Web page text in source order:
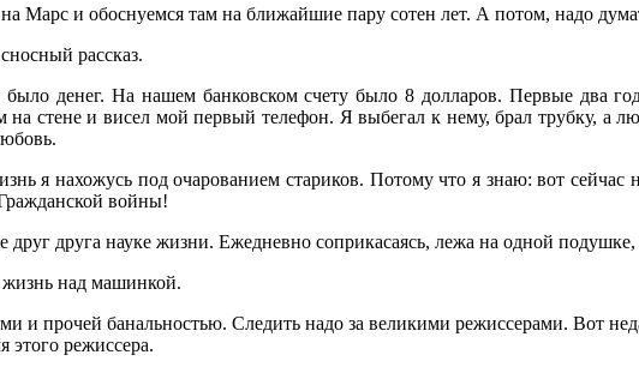
Марс и обоснуемся там на ближайшие пару сотен лет. А потом, надо
рассказ.
было денег. На нашем банковском счету было 8 долларов. Первые два
на стене и висел мой первый телефон. Я выбегал к нему, брал трубку, а
я нахожусь под очарованием стариков. Потому что я знаю: вот
войны!
друг друга науке жизни. Ежедневно соприкасаясь, лежа на одной
над машинкой.
и прочей банальностью. Следить надо за великими режиссерами. Вот
этого режиссера.